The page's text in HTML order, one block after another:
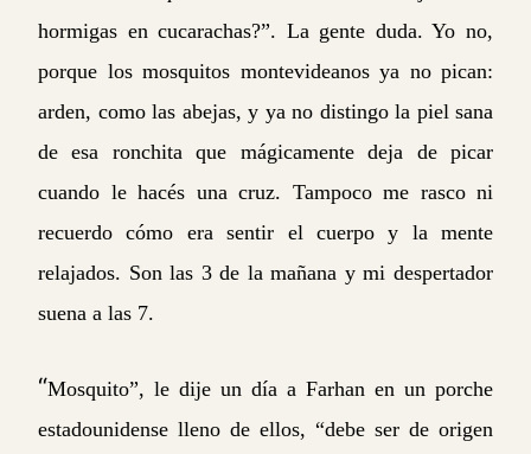
hormigas en cucarachas?”. La gente duda. Yo no,
porque los mosquitos montevideanos ya no pican:
arden, como las abejas, y ya no distingo la piel sana
de esa ronchita que mágicamente deja de picar
cuando le hacés una cruz. Tampoco me rasco ni
recuerdo cómo era sentir el cuerpo y la mente
relajados. Son las 3 de la mañana y mi despertador
suena a las 7.
“Mosquito”, le dije un día a Farhan en un porche
estadounidense lleno de ellos, “debe ser de origen